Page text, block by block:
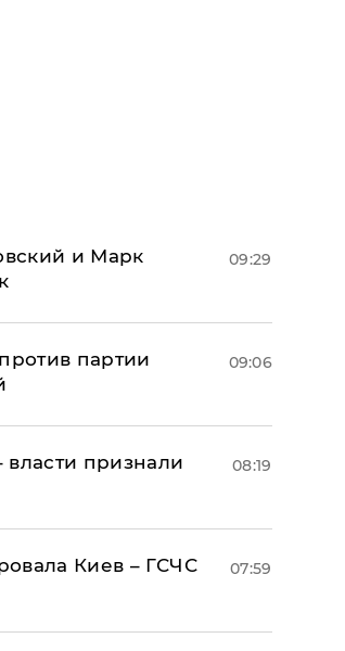
и Марк
09:29
партии
09:06
признали
08:19
Киев – ГСЧС
07:59